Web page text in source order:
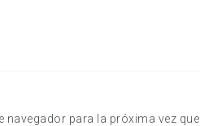
navegador para la próxima vez que